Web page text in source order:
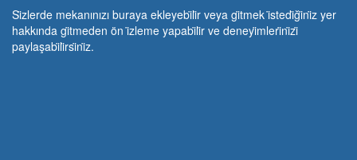
Si̇zlerde mekanınızı buraya ekleyebi̇li̇r veya gi̇tmek i̇stedi̇ği̇ni̇z yer
hakkında gi̇tmeden ön i̇zleme yapabi̇li̇r ve deneyi̇mleri̇ni̇zi̇
paylaşabi̇li̇rsi̇ni̇z.